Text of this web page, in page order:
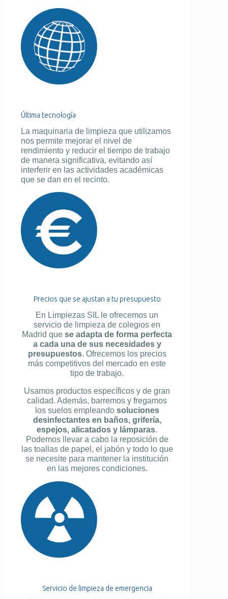
Última tecnología
La maquinaria de limpieza que utilizamos
nos permite mejorar el nivel de
rendimiento y reducir el tiempo de trabajo
de manera significativa, evitando así
interferir en las actividades académicas
que se dan en el recinto.
Precios que se ajustan a tu presupuesto
En Limpiezas SIL le ofrecemos un
servicio de limpieza de colegios en
Madrid que se adapta de forma perfecta
a cada una de sus necesidades y
presupuestos. Ofrecemos los precios
más competitivos del mercado en este
tipo de trabajo.
Usamos productos específicos y de gran
calidad. Además, barremos y fregamos
los suelos empleandosoluciones
desinfectantes en baños, grifería,
espejos, alicatados y lámparas.
Podemos llevar a cabo la reposición de
las toallas de papel, el jabón y todo lo que
se necesite para mantener la institución
en las mejores condiciones.
Servicio de limpieza de emergencia